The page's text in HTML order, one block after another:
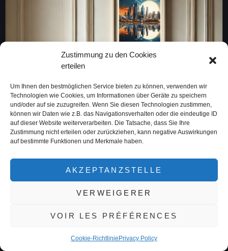
Zustimmung zu den Cookies
erteilen
Um Ihnen den bestmöglichen Service bieten zu können, verwenden wir
Technologien wie Cookies, um Informationen über Geräte zu speichern
und/oder auf sie zuzugreifen. Wenn Sie diesen Technologien zustimmen,
können wir Daten wie z.B. das Navigationsverhalten oder die eindeutige ID
auf dieser Website weiterverarbeiten. Die Tatsache, dass Sie Ihre
Zustimmung nicht erteilen oder zurückziehen, kann negative Auswirkungen
auf bestimmte Funktionen und Merkmale haben.
AKZEPTANZSTELLE
VERWEIGERER
VOIR LES PRÉFÉRENCES
Cookie-Richtlinie Privacy Policy